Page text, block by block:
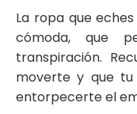
La ropa que
cómoda, que
transpiración.
moverte y que
entorpecerte el